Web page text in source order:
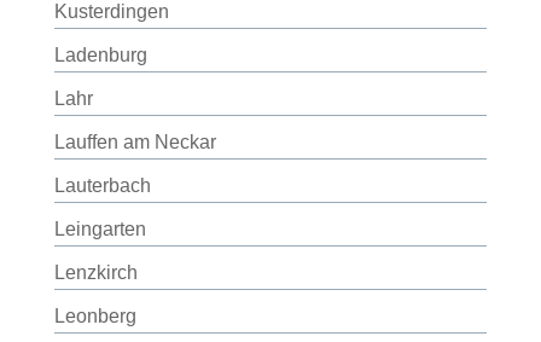
Kusterdingen
Ladenburg
Lahr
Lauffen am Neckar
Lauterbach
Leingarten
Lenzkirch
Leonberg